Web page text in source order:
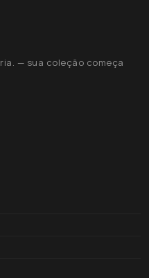
— sua coleção começa